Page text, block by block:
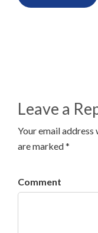
Leave a
Your email
are marked *
Comment